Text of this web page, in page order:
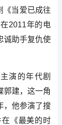
《当爱已成往
2011年的电
诚助手复仇使
演的年代剧
郭建，这一角
，他参演了搜
《最美的时